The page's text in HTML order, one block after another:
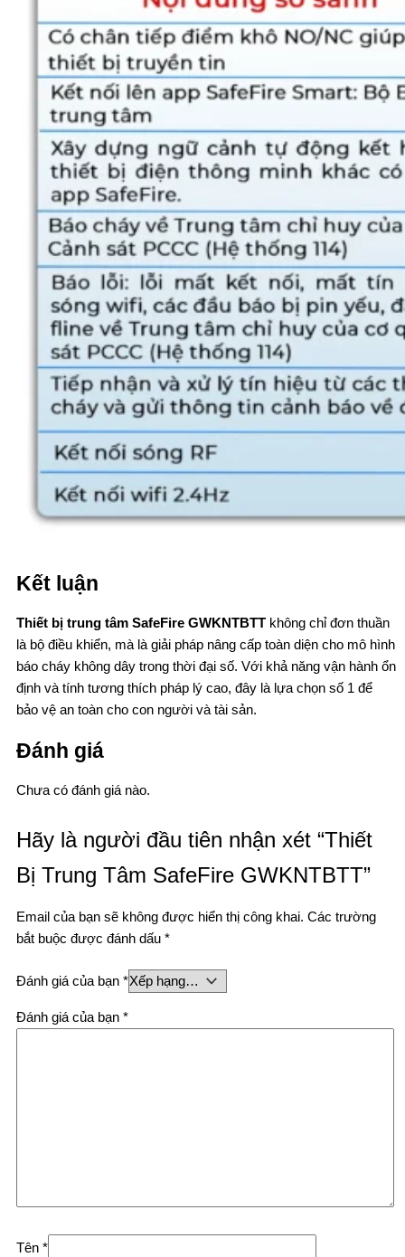
Kết luận
Thiết bị trung tâm SafeFire GWKNTBTT không chỉ đơn thuần
là bộ điều khiển, mà là giải pháp nâng cấp toàn diện cho mô hình
báo cháy không dây trong thời đại số. Với khả năng vận hành ổn
định và tính tương thích pháp lý cao, đây là lựa chọn số 1 để
bảo vệ an toàn cho con người và tài sản.
Đánh giá
Chưa có đánh giá nào.
Hãy là người đầu tiên nhận xét “Thiết
Bị Trung Tâm SafeFire GWKNTBTT”
Email của bạn sẽ không được hiển thị công khai. Các trường
bắt buộc được đánh dấu *
Đánh giá của bạn *
Đánh giá của bạn *
Tên *